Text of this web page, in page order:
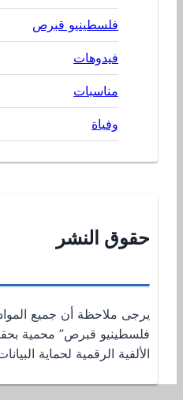
فلسطينيو قبرص
فيدوهات
مناسبات
وفياة
حقوق النشر
يرجى ملاحظة أن جميع
فلسطينيو قبرص” محمية
الألفية الرقمية لحماية